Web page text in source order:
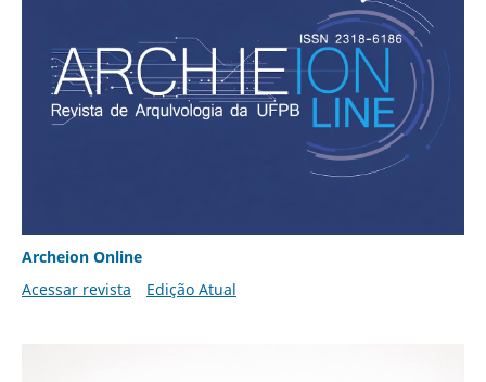
Archeion Online
Acessar revista
Edição Atual